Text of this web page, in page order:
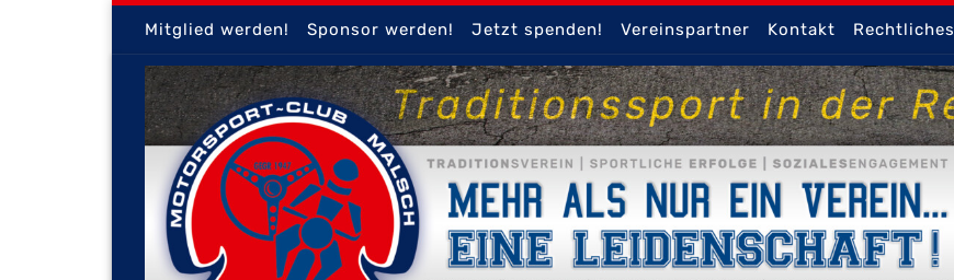
Zum Inhalt springenMitglied werden! Sponsor werden! Jetzt spenden! Vereinspartner Kontakt Rechtliches